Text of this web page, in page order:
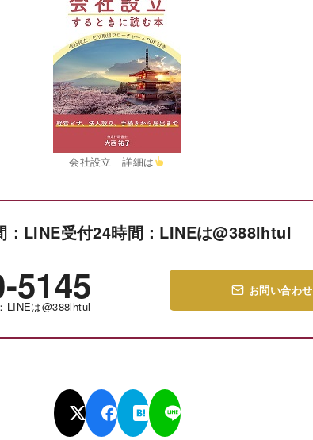
会社設立 詳細は
：LINE受付24時間：LINEは@388lhtul
5145
LINEは@388lhtul
お問い合わせ